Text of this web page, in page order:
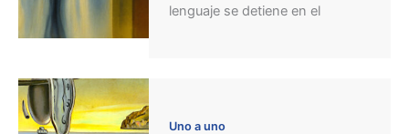
lenguaje se detiene en el
Uno a uno